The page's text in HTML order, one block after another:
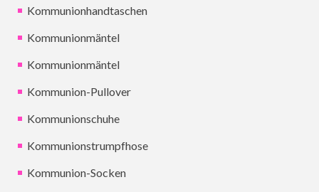
Kommunionhandtaschen
Kommunionmäntel
Kommunionmäntel
Kommunion-Pullover
Kommunionschuhe
Kommunionstrumpfhose
Kommunion-Socken